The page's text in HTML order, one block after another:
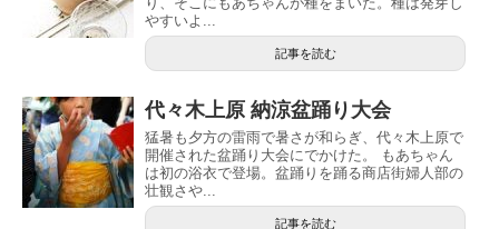
やすいよ...
記事を読む
代々木上原 納涼盆踊り大会
猛暑も夕方の雷雨で暑さが和らぎ、代々木上原で
開催された盆踊り大会にでかけた。 もあちゃん
は初の浴衣で登場。盆踊りを踊る商店街婦人部の
壮観さや...
記事を読む